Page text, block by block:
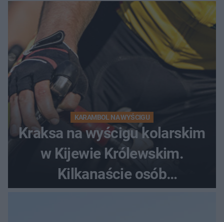
KARAMBOL NA WYŚCIGU
Kraksa na wyścigu kolarskim
w Kijewie Królewskim.
Kilkanaście osób
poszkodowanych, lądował